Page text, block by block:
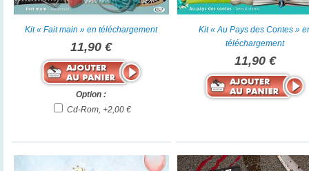
Kit « Fait main » en téléchargement
11,90 €
Option :
Cd-Rom, +2,00 €
Kit « Au Pays des Contes »
téléchargement
11,90 €